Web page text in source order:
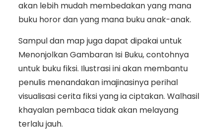
akan lebih mudah membedakan yang mana
buku horor dan yang mana buku anak-anak.
Sampul dan map juga dapat dipakai untuk
Menonjolkan Gambaran Isi Buku, contohnya
untuk buku fiksi. Ilustrasi ini akan membantu
penulis menandakan imajinasinya perihal
visualisasi cerita fiksi yang ia ciptakan. Walhasil
khayalan pembaca tidak akan melayang
terlalu jauh.